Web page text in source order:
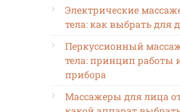
Электрические
тела: как выбрать для
Перкуссионный
тела: принцип работы
прибора
Массажеры для лица